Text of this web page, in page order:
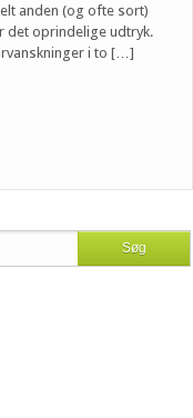
anden (og ofte sort)
det oprindelige udtryk.
i to […]